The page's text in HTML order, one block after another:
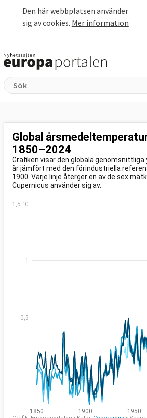
Den här webbplatsen använder
sig av cookies. Mer information